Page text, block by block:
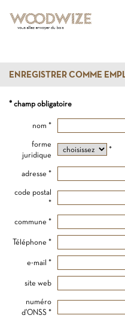
ENREGISTRER COMME
* champ obligatoire
nom *
forme
juridique
*
adresse *
code postal
*
commune *
Téléphone *
e-mail *
site web
numéro
d'ONSS *